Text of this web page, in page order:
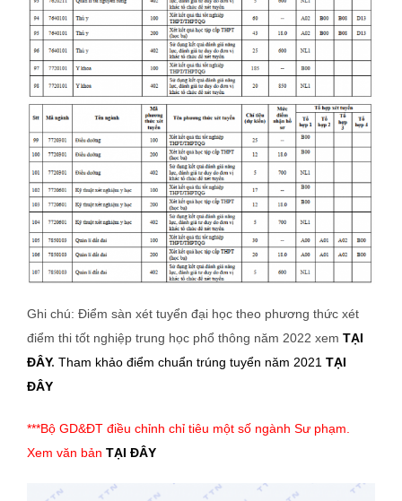
Ghi chú: Điểm sàn xét tuyển đại học theo phương thức xét
điểm thi tốt nghiệp trung học phổ thông năm 2022 xem TẠI
ĐÂY. Tham khảo điểm chuẩn trúng tuyển năm 2021 TẠI
ĐÂY
***Bộ GD&ĐT điều chỉnh chỉ tiêu một số ngành Sư phạm.
Xem văn bản TẠI ĐÂY